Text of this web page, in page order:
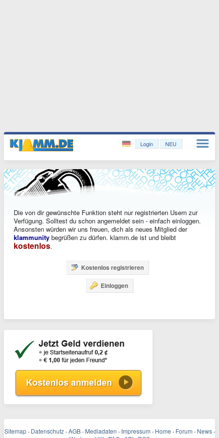
Login NEU
Die von dir gewünschte Funktion steht nur registrierten Usern zur
Verfügung. Solltest du schon angemeldet sein - einfach einloggen.
Ansonsten würden wir uns freuen, dich als neues Mitglied der
klammunity begrüßen zu dürfen. klamm.de ist und bleibt
kostenlos.
Kostenlos registrieren
Einloggen
Sitemap · Datenschutz · AGB · Mediadaten · Impressum · Home · Forum · News ·